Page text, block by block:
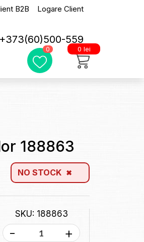
B2B Logare Client
+373(60)500-559
0 0 lei
188863
NO STOCK
SKU: 188863
- +